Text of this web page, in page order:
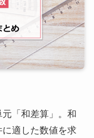
「和差算」。和
適した数値を求